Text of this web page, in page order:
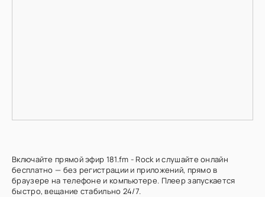
Включайте прямой эфир 181.fm - Rock и слушайте онлайн
бесплатно — без регистрации и приложений, прямо в
браузере на телефоне и компьютере. Плеер запускается
быстро, вещание стабильно 24/7.